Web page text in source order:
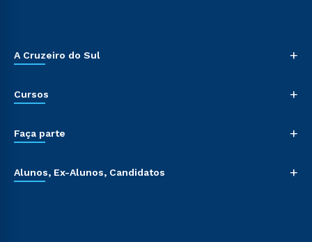
A Cruzeiro do Sul +
Cursos +
Faça parte +
Alunos, Ex-Alunos, Candidatos +